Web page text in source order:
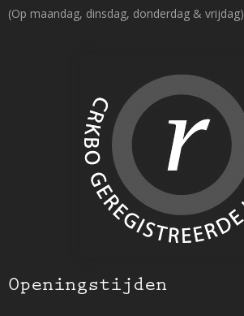
(Op maandag, dinsdag, donderdag & vrijdag)
Openingstijden